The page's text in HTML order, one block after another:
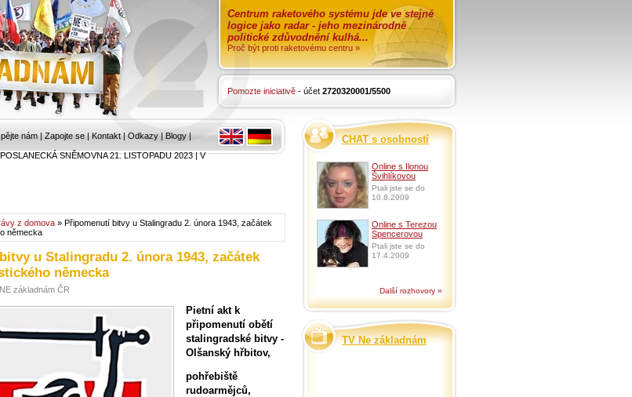
Centrum raketového systému jde ve stejné
logice jako radar - jeho mezinárodně
politické zdůvodnění kulhá...
Proč být proti raketovému centru »
Pomozte iniciativě - účet 2720320001/5500
nám | Zapojte se | Kontakt | Odkazy | Blogy |
SNĚMOVNA 21. LISTOPADU 2023|V
z domova » Připomenutí bitvy u Stalingradu 2. února 1943, začátek
německa
u Stalingradu 2. února 1943, začátek
německa
základnám ČR
Pietní akt k
připomenutí obětí
stalingradské bitvy -
Olšanský hřbitov,
pohřebiště
rudoarmějců,
CHAT s osobností
Online s Ilonou
Švihlíkovou
Ptali jste se do
10.8.2009
Online s Terezou
Spencerovou
Ptali jste se do
17.4.2009
Další rozhovory »
TV Ne základnám